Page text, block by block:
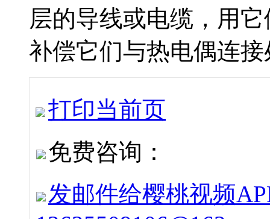
层的导线或电缆，用
补偿它们与热电偶连接
打印当前页
免费咨询：
发邮件给樱桃视频